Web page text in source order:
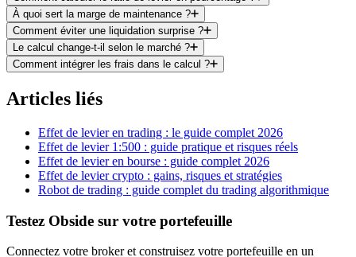
À quoi sert la marge de maintenance ?
Comment éviter une liquidation surprise ?
Le calcul change-t-il selon le marché ?
Comment intégrer les frais dans le calcul ?
Articles liés
Effet de levier en trading : le guide complet 2026
Effet de levier 1:500 : guide pratique et risques réels
Effet de levier en bourse : guide complet 2026
Effet de levier crypto : gains, risques et stratégies
Robot de trading : guide complet du trading algorithmique
Testez Obside sur votre portefeuille
Connectez votre broker et construisez votre portefeuille en un